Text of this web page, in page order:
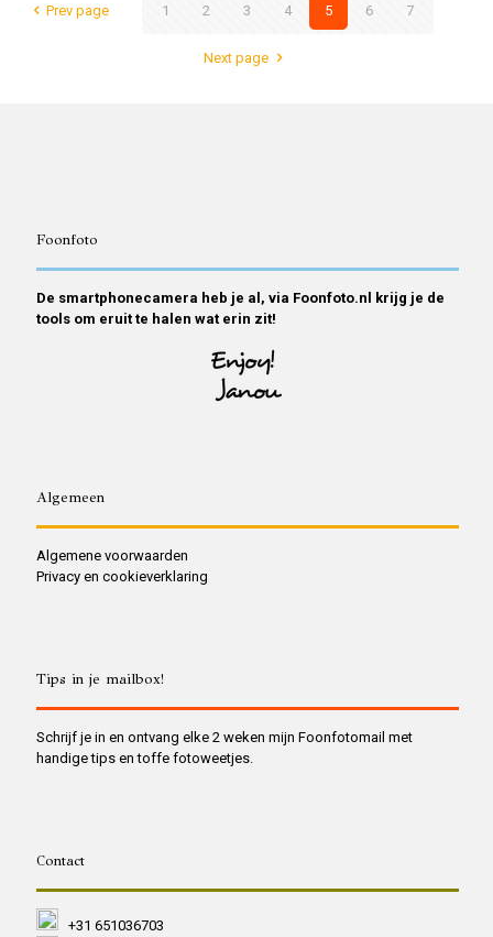
Prev page 1 2 3 4 5 6 7
Next page
Foonfoto
De smartphonecamera heb je al, via Foonfoto.nl krijg je de
tools om eruit te halen wat erin zit!
Algemeen
Algemene voorwaarden
Privacy en cookieverklaring
Tips in je mailbox!
Schrijf je in en ontvang elke 2 weken mijn Foonfotomail met
handige tips en toffe fotoweetjes.
Contact
+31 651036703